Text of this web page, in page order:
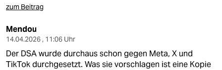
zum Beitrag
Mendou
14.04.2026 , 11:06 Uhr
Der DSA wurde durchaus schon gegen Meta, X und
TikTok durchgesetzt. Was sie vorschlagen ist eine Kopie